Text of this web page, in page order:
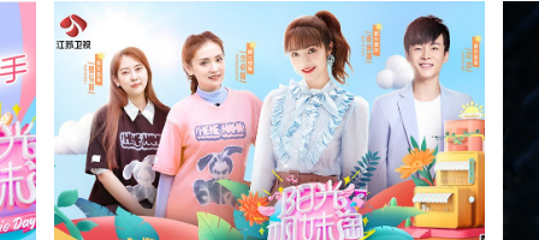
本内
容